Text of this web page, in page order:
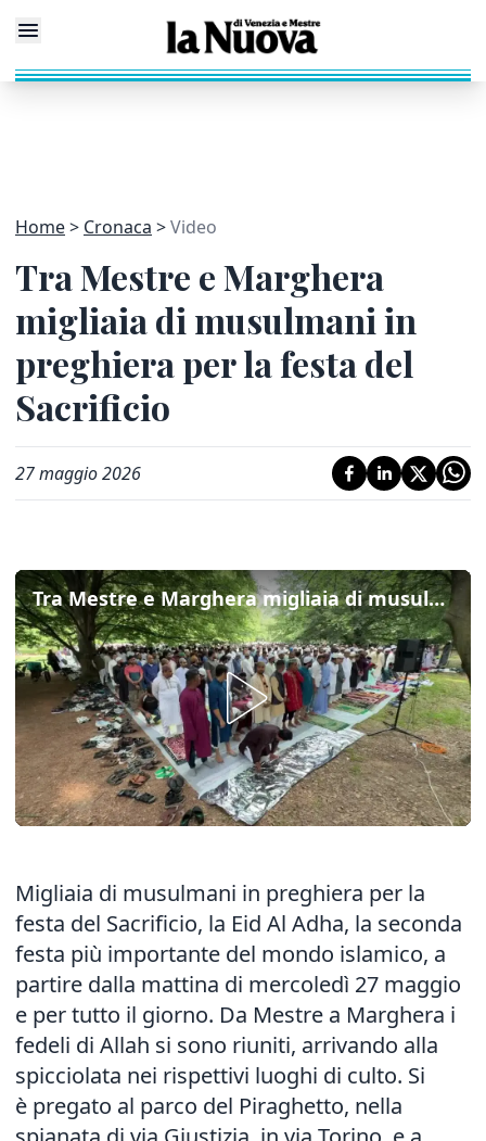
Home Cronaca Video
Tra Mestre e Marghera
migliaia di musulmani in
preghiera per la festa del
Sacrificio
27 maggio 2026
Tra Mestre e Marghera migliaia di musulmani in preghiera per la festa del Sacrificio
Migliaia di musulmani in preghiera per la
festa del Sacrificio, la Eid Al Adha, la seconda
festa più importante del mondo islamico, a
partire dalla mattina di mercoledì 27 maggio
e per tutto il giorno. Da Mestre a Marghera i
fedeli di Allah si sono riuniti, arrivando alla
spicciolata nei rispettivi luoghi di culto. Si
è pregato al parco del Piraghetto, nella